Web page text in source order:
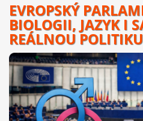
EVROPSKÝ
BIOLOGII, JAZYK I
REÁLNOU POLITIKU